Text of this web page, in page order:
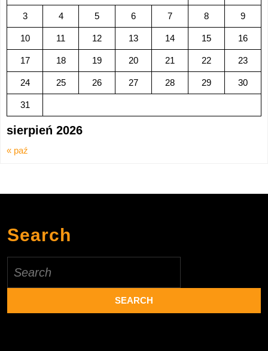
sierpień 2026
3 4 5 6 7 8 9
10 11 12 13 14 15 16
17 18 19 20 21 22 23
24 25 26 27 28 29 30
31
« paź
Search
for: